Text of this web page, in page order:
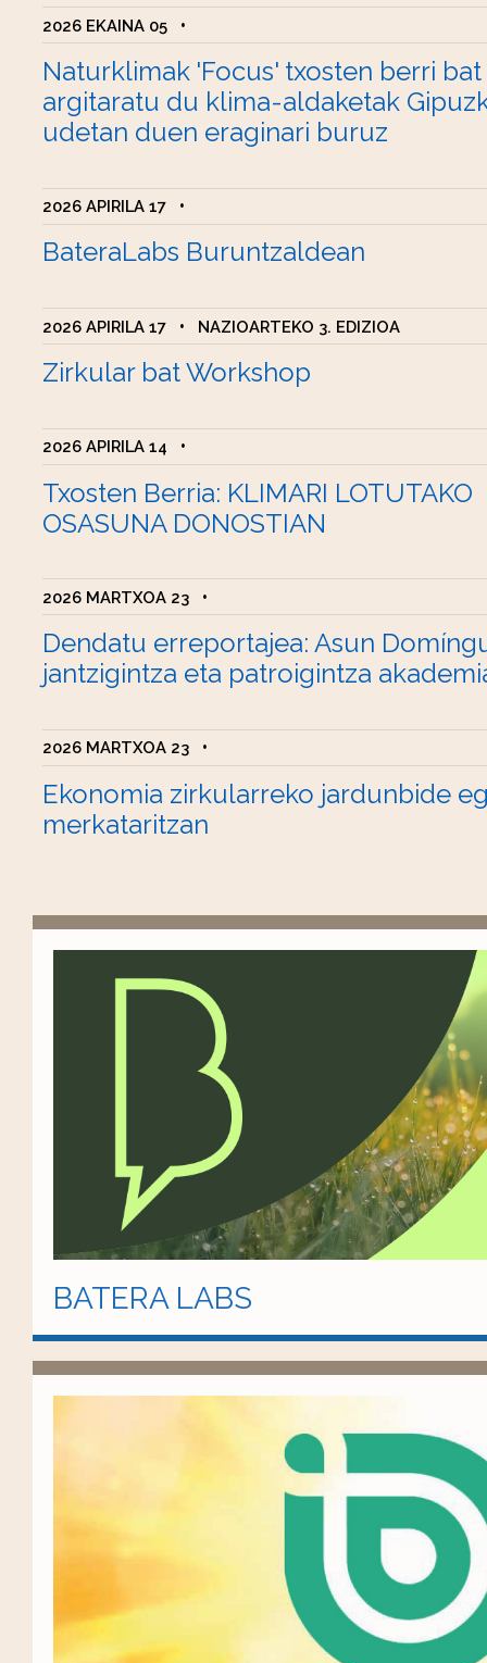
2026 EKAINA 05 •
Naturklimak 'Focus' txosten berri bat
argitaratu du klima-aldaketak
udetan duen eraginari buruz
2026 APIRILA 17 •
BateraLabs Buruntzaldean
2026 APIRILA 17 • NAZIOARTEKO 3. EDIZIOA
Zirkular bat Workshop
2026 APIRILA 14 •
Txosten Berria: KLIMARI LOTUTAKO
OSASUNA DONOSTIAN
2026 MARTXOA 23 •
Dendatu erreportajea: Asun
jantzigintza eta patroigintza
2026 MARTXOA 23 •
Ekonomia zirkularreko jardunbide
merkataritzan
BATERA LABS